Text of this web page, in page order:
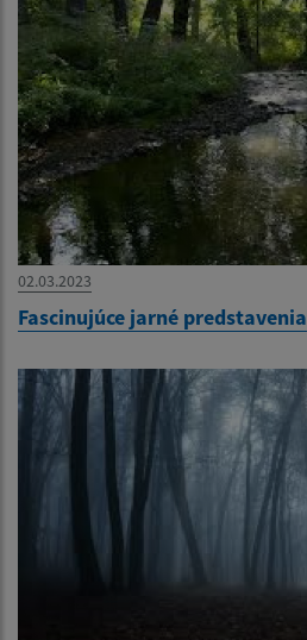
02.03.2023
Fascinujúce jarné predstavenia